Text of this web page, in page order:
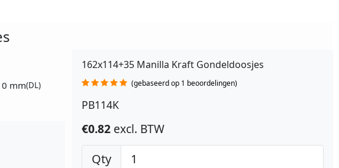
mm(DL)
162x114+35 Manilla Kraft Gondeldoosjes
(gebaseerd op 1 beoordelingen)
PB114K
€0.82 excl. BTW
Qty